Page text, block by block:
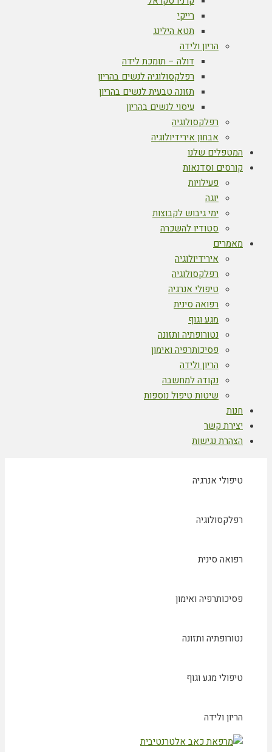
רייקי
תטא הילינג
הריון ולידה
דולה – תומכת לידה
רפלקסולוגיה לנשים בהריון
תזונה טבעית לנשים בהריון
עיסוי לנשים בהריון
רפלקסולוגיה
אבחון אירידיולוגיה
המטפלים שלנו
קורסים וסדנאות
פעילויות
יוגה
ימי גיבוש לקבוצות
סטודיו להשכרה
מאמרים
אירידיולוגיה
רפלקסולוגיה
טיפולי אנרגיה
רפואה סינית
מגע וגוף
נטורופתיה ותזונה
פסיכותרפיה ואימון
הריון ולידה
נקודה למחשבה
שיטות טיפול נוספות
חנות
יצירת קשר
הצהרת נגישות
טיפולי אנרגיה
רפלקסולוגיה
רפואה סינית
פסיכותרפיה ואימון
נטורופתיה ותזונה
טיפולי מגע וגוף
הריון ולידה